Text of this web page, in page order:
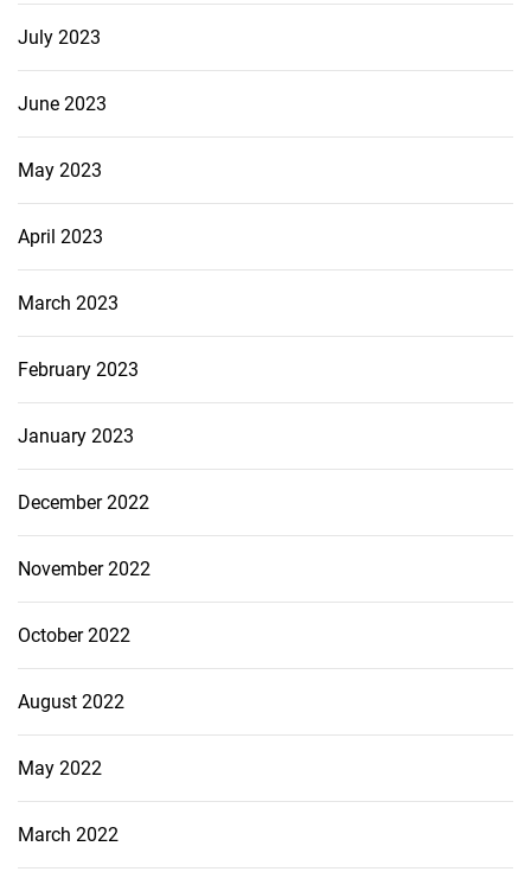
July 2023
June 2023
May 2023
April 2023
March 2023
February 2023
January 2023
December 2022
November 2022
October 2022
August 2022
May 2022
March 2022